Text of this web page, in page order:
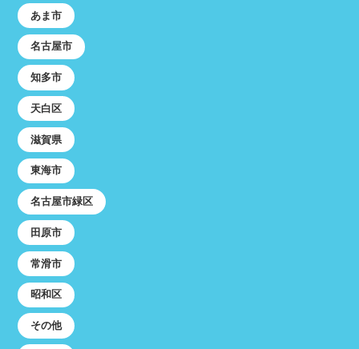
あま市
名古屋市
知多市
天白区
滋賀県
東海市
名古屋市緑区
田原市
常滑市
昭和区
その他